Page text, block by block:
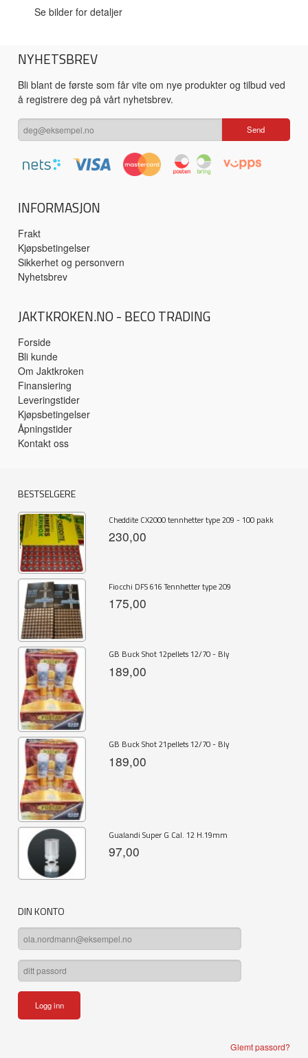
Se bilder for detaljer
NYHETSBREV
Bli blant de første som får vite om nye produkter og tilbud ved
å registrere deg på vårt nyhetsbrev.
INFORMASJON
Frakt
Kjøpsbetingelser
Sikkerhet og personvern
Nyhetsbrev
JAKTKROKEN.NO - BECO TRADING
Forside
Bli kunde
Om Jaktkroken
Finansiering
Leveringstider
Kjøpsbetingelser
Åpningstider
Kontakt oss
BESTSELGERE
Cheddite CX2000 tennhetter type 209 - 100 pakk
230,00
Fiocchi DFS 616 Tennhetter type 209
175,00
GB Buck Shot 12pellets 12/70 - Bly
189,00
GB Buck Shot 21pellets 12/70 - Bly
189,00
Gualandi Super G Cal. 12 H.19mm
97,00
DIN KONTO
Glemt passord?